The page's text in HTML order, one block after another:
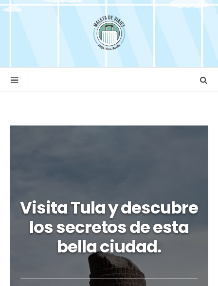
Visita Tula y descubre
los secretos de esta
bella ciudad.